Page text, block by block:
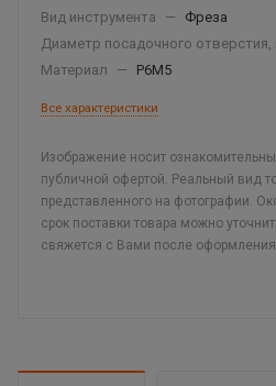
Вид инструмента
—
Фреза
Диаметр посадочного отверстия,
Материал
— Р6М5
Все характеристики
Изображение носит
публичной офертой. Реальный вид
представленного на фотографии.
срок поставки товара можно
свяжется с Вами после оформления